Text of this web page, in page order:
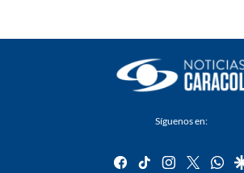
Síguenos en:
facebook
tiktok instagram
twitter